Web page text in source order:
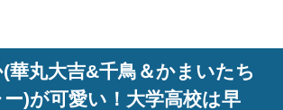
華丸大吉&千鳥＆かまいたち
)が可愛い！大学高校は早